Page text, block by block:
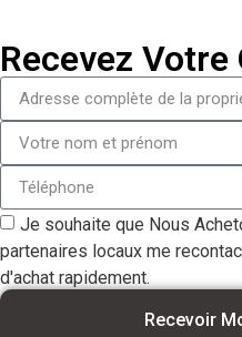
Recevez
Je souhaite que Nous
partenaires locaux me
d'achat rapidement.
Recevoir